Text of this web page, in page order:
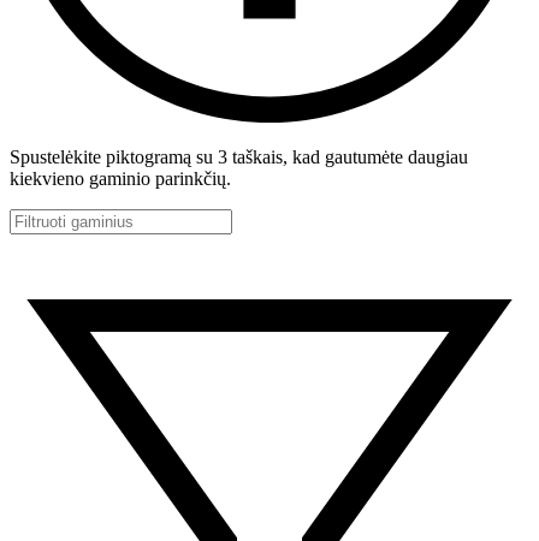
Spustelėkite piktogramą su 3 taškais, kad gautumėte daugiau
kiekvieno gaminio parinkčių.